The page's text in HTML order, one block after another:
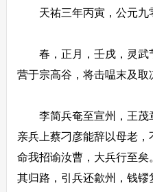
天祐三年丙寅，公元九
春，正月，壬戌，灵武
营于宗高谷，将击嗢末及取
李简兵奄至宣州，王茂
亲兵上蔡刁彦能辞以母老
命我招谕汝曹，大兵行至
其归路，引兵还歙州，钱